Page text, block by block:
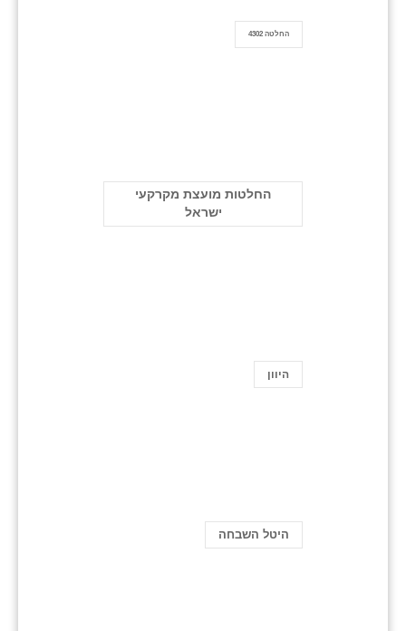
החלטה 4302
החלטות מועצת מקרקעי
ישראל
היוון
היטל השבחה